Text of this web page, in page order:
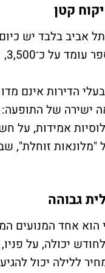
קטן
וערים נוספות קיימות מאות דירות נוספות.
הדירות אינם
ישירה של התופעה:
אמידות, על
זוחלת",
גבוהה
הוא אחד המנועים
יכול להגיע ל־700 שקל ואפילו